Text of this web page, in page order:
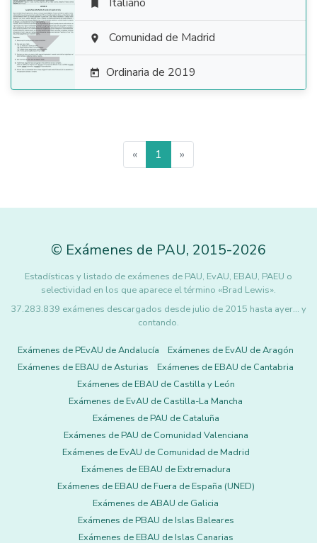


 Comunidad de Madrid
 Ordinaria de 2019
« 1 »
© Exámenes de PAU, 2015-2026
Estadísticas y listado de exámenes de PAU, EvAU, EBAU, PAEU o
selectividad en los que aparece el término «Brad Lewis».
37.283.839 exámenes descargados desde julio de 2015 hasta ayer... y
contando.
Exámenes de PEvAU de Andalucía
Exámenes de EvAU de Aragón
Exámenes de EBAU de Asturias
Exámenes de EBAU de Cantabria
Exámenes de EBAU de Castilla y León
Exámenes de EvAU de Castilla-La Mancha
Exámenes de PAU de Cataluña
Exámenes de PAU de Comunidad Valenciana
Exámenes de EvAU de Comunidad de Madrid
Exámenes de EBAU de Extremadura
Exámenes de EBAU de Fuera de España (UNED)
Exámenes de ABAU de Galicia
Exámenes de PBAU de Islas Baleares
Exámenes de EBAU de Islas Canarias